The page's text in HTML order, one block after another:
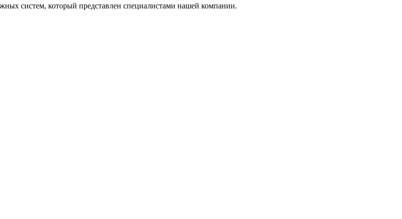
систем, который представлен специалистами нашей компании.